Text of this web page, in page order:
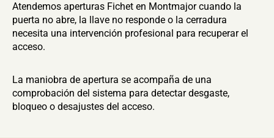
Atendemos aperturas Fichet en Montmajor cuando la
puerta no abre, la llave no responde o la cerradura
necesita una intervención profesional para recuperar el
acceso.
La maniobra de apertura se acompaña de una
comprobación del sistema para detectar desgaste,
bloqueo o desajustes del acceso.